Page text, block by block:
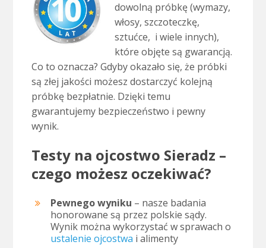
dowolną próbkę (wymazy,
włosy, szczoteczkę,
sztućce, i wiele innych),
które objęte są gwarancją.
Co to oznacza? Gdyby okazało się, że próbki
są złej jakości możesz dostarczyć kolejną
próbkę bezpłatnie. Dzięki temu
gwarantujemy bezpieczeństwo i pewny
wynik.
Testy na ojcostwo Sieradz –
czego możesz oczekiwać?
Pewnego wyniku – nasze badania
honorowane są przez polskie sądy.
Wynik można wykorzystać w sprawach o
ustalenie ojcostwa i alimenty